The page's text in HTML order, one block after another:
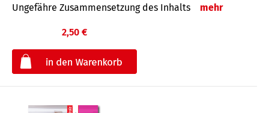
Ungefähre Zusammensetzung des Inhalts mehr
2,50 €